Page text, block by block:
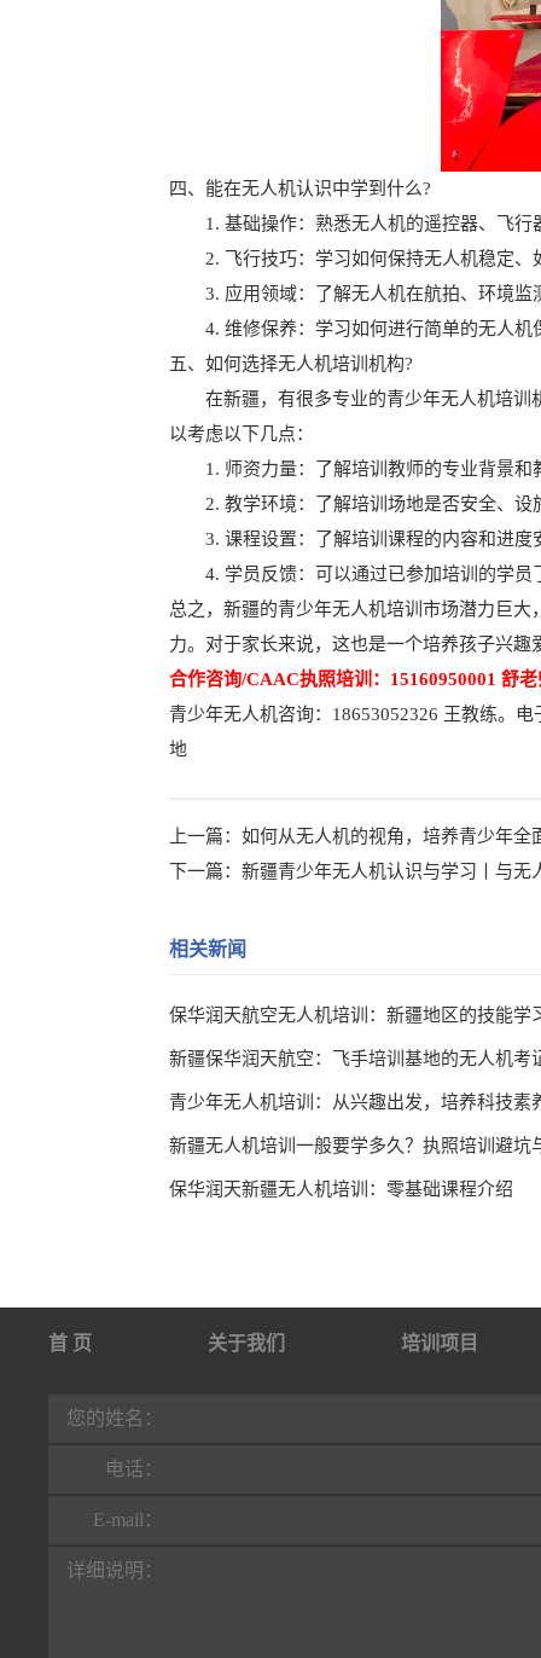
四、能在无人机认识中学到什么?
1. 基础操作：熟悉无人机的遥控器、飞行
2. 飞行技巧：学习如何保持无人机稳定、
3. 应用领域：了解无人机在航拍、环境监
4. 维修保养：学习如何进行简单的无人机
五、如何选择无人机培训机构?
在新疆，有很多专业的青少年无人机培训
以考虑以下几点：
1. 师资力量：了解培训教师的专业背景和
2. 教学环境：了解培训场地是否安全、设
3. 课程设置：了解培训课程的内容和进度
4. 学员反馈：可以通过已参加培训的学员
总之，新疆的青少年无人机培训市场潜力巨
力。对于家长来说，这也是一个培养孩子兴趣
合作咨询/CAAC执照培训：15160950001 舒
青少年无人机咨询：18653052326 王教练。
地
上一篇： 如何从无人机的视角，培养青少年全
下一篇： 新疆青少年无人机认识与学习丨与无
相关新闻
保华润天航空无人机培训：新疆地区的技能学
新疆保华润天航空：飞手培训基地的无人机考
青少年无人机培训：从兴趣出发，培养科技素
保华润天新疆无人机培训：零基础课程介绍
首 页 关于我们 培训项目
行业动态
您的姓名：
电话：
E-mail：
详细说明：